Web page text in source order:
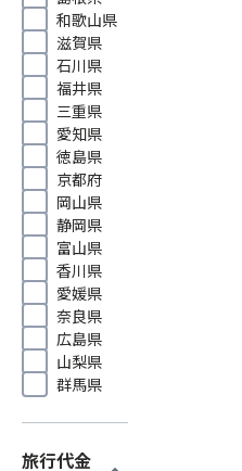
和歌山県
滋賀県
石川県
福井県
三重県
愛知県
徳島県
京都府
岡山県
静岡県
富山県
香川県
愛媛県
奈良県
広島県
山梨県
群馬県
旅行代金